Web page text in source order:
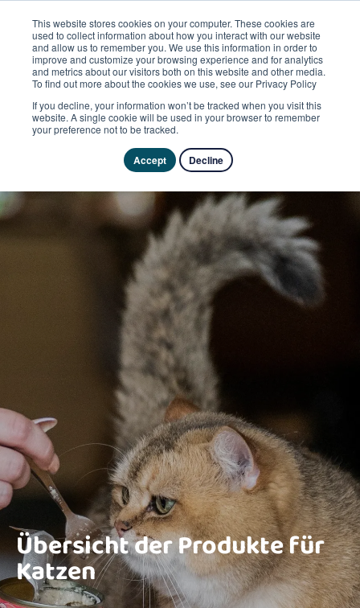
This website stores cookies on your computer. These cookies are
used to collect information about how you interact with our website
and allow us to remember you. We use this information in order to
improve and customize your browsing experience and for analytics
and metrics about our visitors both on this website and other media.
To find out more about the cookies we use, see our Privacy Policy
If you decline, your information won’t be tracked when you visit this
website. A single cookie will be used in your browser to remember
your preference not to be tracked.
Accept Decline
Übersicht der Produkte für
Katzen